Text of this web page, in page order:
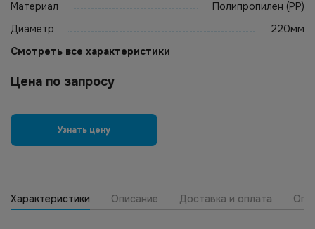
Материал
Полипропилен (PP)
Диаметр
220мм
Смотреть все характеристики
Цена по запросу
Узнать цену
Характеристики Описание Доставка и оплата